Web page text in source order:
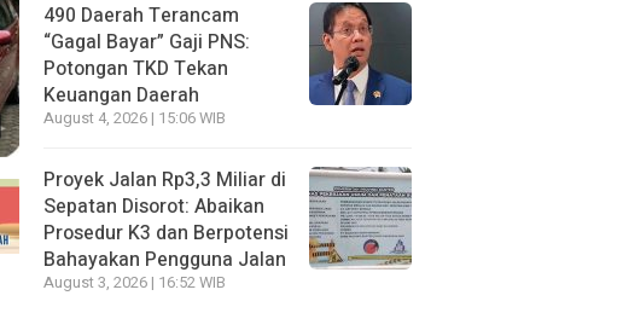
490 Daerah Terancam
“Gagal Bayar” Gaji PNS:
Potongan TKD Tekan
Keuangan Daerah
August 4, 2026 | 15:06 WIB
Proyek Jalan Rp3,3 Miliar di
Sepatan Disorot: Abaikan
Prosedur K3 dan Berpotensi
Bahayakan Pengguna Jalan
August 3, 2026 | 16:52 WIB